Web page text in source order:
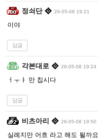
정쇠단 26-05-08 19:21
이야
답글
각본대로 26-05-08 19:24
ㅓㅜㅑ 만 칩시다
답글
비츠아리 26-05-08 19:50
실례지만 어흐 라고 해도 될까요